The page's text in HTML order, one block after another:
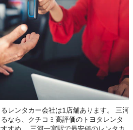
レンタカー会社は1店舗あります。 三河
なら、クチコミ高評価のトヨタレンタ
すめ。 三河一宮駅で最安値のレンタカ